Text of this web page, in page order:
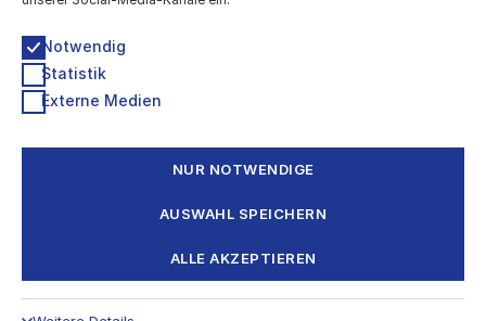
kultur@ts.berlin
Newsletter & Info-Verteiler
Impressum
Datenschutzerklärung
Eine Kooperation von
Notwendig
Statistik
Externe Medien
NUR NOTWENDIGE
AUSWAHL SPEICHERN
ALLE AKZEPTIEREN